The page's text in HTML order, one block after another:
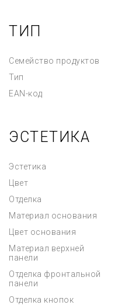
ТИП
Семейство продуктов
Тип
EAN-код
ЭСТЕТИКА
Эстетика
Цвет
Отделка
Материал основания
Цвет основания
Материал верхней
панели
Отделка фронтальной
панели
Отделка кнопок